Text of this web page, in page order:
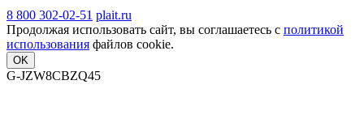
8 800 302-02-51 plait.ru
Продолжая использовать сайт, вы соглашаетесь с политикой
использования файлов cookie.
OK
G-JZW8CBZQ45